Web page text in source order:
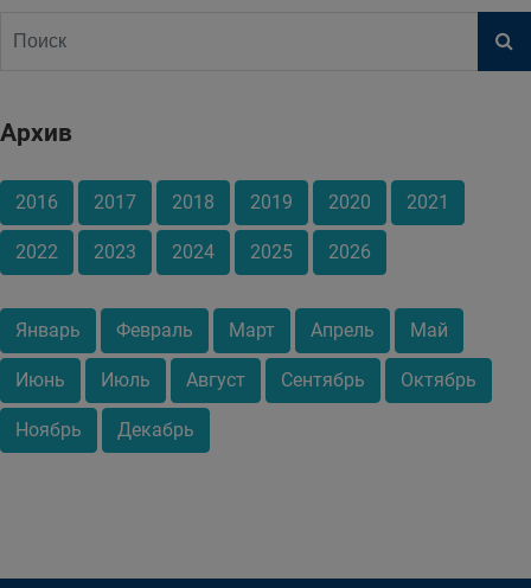
Архив
2016 2017 2018 2019 2020 2021
2022 2023 2024 2025 2026
Январь Февраль Март Апрель Май
Июнь Июль Август Сентябрь Октябрь
Ноябрь Декабрь